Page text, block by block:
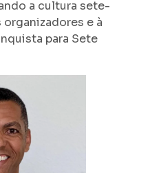
a cultura sete-
organizadores e à
para Sete